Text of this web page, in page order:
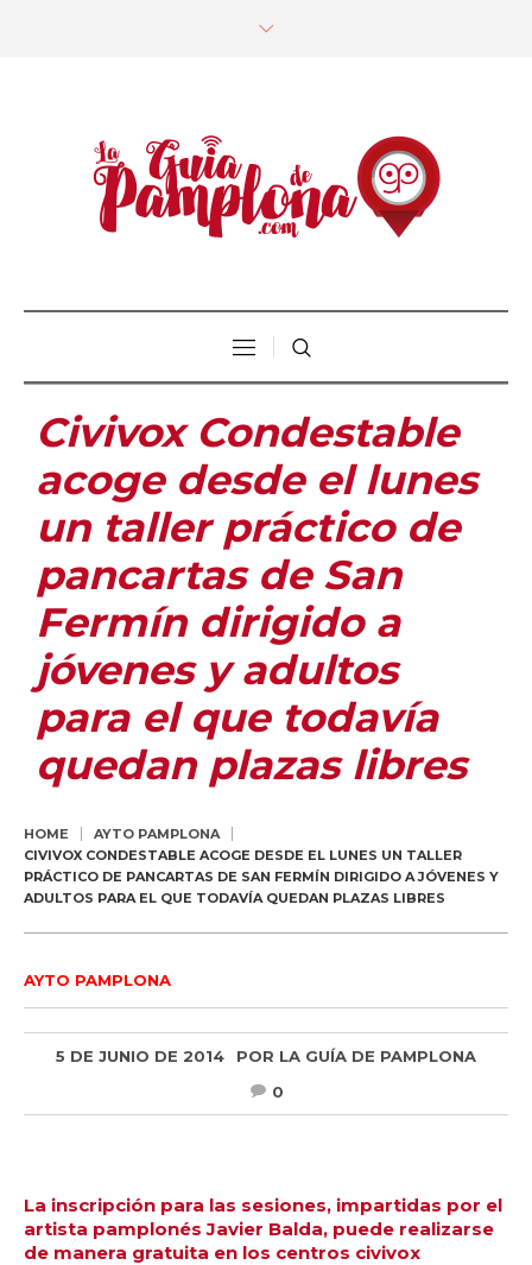
Civivox Condestable
acoge desde el lunes
un taller práctico de
pancartas de San
Fermín dirigido a
jóvenes y adultos
para el que todavía
quedan plazas libres
HOME
AYTO PAMPLONA
CIVIVOX CONDESTABLE ACOGE DESDE EL LUNES UN TALLER
PRÁCTICO DE PANCARTAS DE SAN FERMÍN DIRIGIDO A JÓVENES Y
ADULTOS PARA EL QUE TODAVÍA QUEDAN PLAZAS LIBRES
AYTO PAMPLONA
5 DE JUNIO DE 2014 POR LA GUÍA DE PAMPLONA
0
La inscripción para las sesiones, impartidas por el
artista pamplonés Javier Balda, puede realizarse
de manera gratuita en los centros civivox